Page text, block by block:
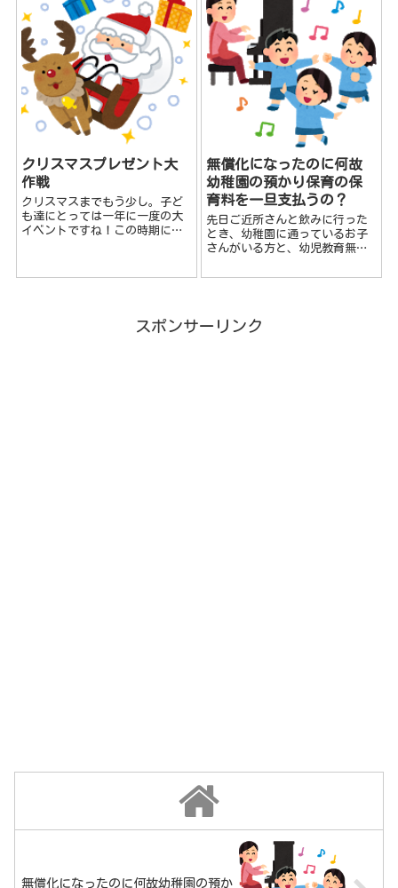
クリスマスプレゼント大
作戦
クリスマスまでもう少し。子ど
も達にとっては一年に一度の大
イベントですね！この時期にな
無償化になったのに何故
幼稚園の預かり保育の保
育料を一旦支払うの？
先日ご近所さんと飲みに行った
とき、幼稚園に通っているお子
さんがいる方と、幼児教育無償
いました。 幼稚園の保育料は一
育無償化になるのに、保育...
スポンサーリンク
無償化になったのに何故幼稚園の預か